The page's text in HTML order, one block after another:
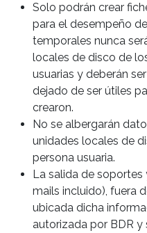
Solo podrán crear
para el desempeño
temporales nunca
locales de disco de
usuarias y deberán
dejado de ser útiles
crearon.
No se albergarán
unidades locales de
persona usuaria.
La salida de
mails incluido), fuera
ubicada dicha
autorizada por BDR y